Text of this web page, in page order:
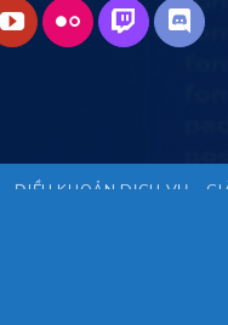
ĐIỀU KHOẢN DỊCH VỤ